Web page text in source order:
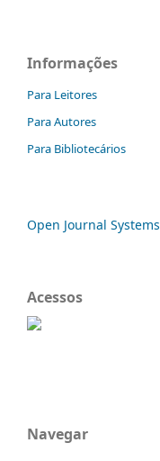
Informações
Para Leitores
Para Autores
Para Bibliotecários
Open Journal Systems
Acessos
Navegar